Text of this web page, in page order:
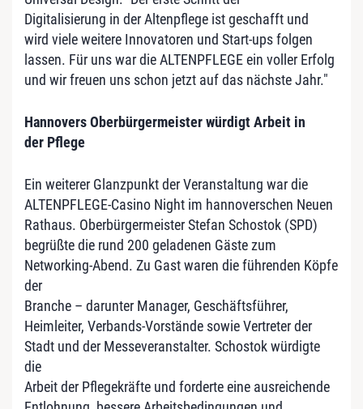
Digitalisierung in der Altenpflege ist geschafft und
wird viele weitere Innovatoren und Start-ups folgen
lassen. Für uns war die ALTENPFLEGE ein voller Erfolg
und wir freuen uns schon jetzt auf das nächste Jahr."
Hannovers Oberbürgermeister würdigt Arbeit in
der Pflege
Ein weiterer Glanzpunkt der Veranstaltung war die
ALTENPFLEGE-Casino Night im hannoverschen Neuen
Rathaus. Oberbürgermeister Stefan Schostok (SPD)
begrüßte die rund 200 geladenen Gäste zum
Networking-Abend. Zu Gast waren die führenden Köpfe
der
Branche – darunter Manager, Geschäftsführer,
Heimleiter, Verbands-Vorstände sowie Vertreter der
Stadt und der Messeveranstalter. Schostok würdigte
die
Arbeit der Pflegekräfte und forderte eine ausreichende